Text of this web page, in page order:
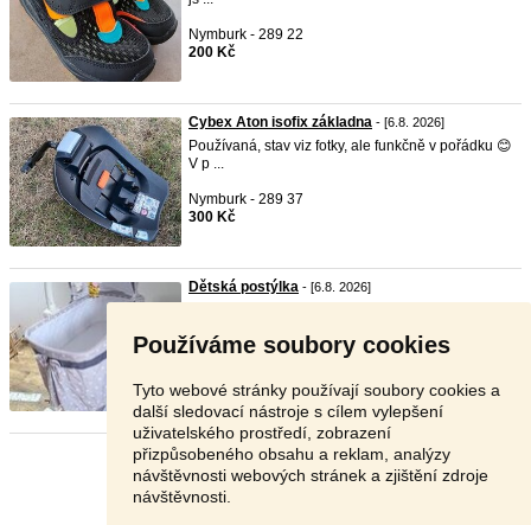
Používáme soubory cookies
Tyto webové stránky používají soubory cookies a
další sledovací nástroje s cílem vylepšení
uživatelského prostředí, zobrazení
přizpůsobeného obsahu a reklam, analýzy
návštěvnosti webových stránek a zjištění zdroje
návštěvnosti.
Nymburk - 289 22
200 Kč
Cybex Aton isofix základna - [6.8. 2026]
Používaná, stav viz fotky, ale funkčně v pořádku 😊
V p ...
Nymburk - 289 37
300 Kč
Dětská postýlka - [6.8. 2026]
1 150 Kč
Stránka: 1 2 3 Další